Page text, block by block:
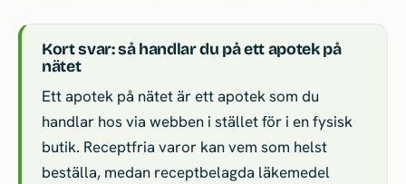
Kort svar: så handlar du på ett apotek på
nätet
Ett apotek på nätet är ett apotek som du
handlar hos via webben i stället för i en fysisk
butik. Receptfria varor kan vem som helst
beställa, medan receptbelagda läkemedel